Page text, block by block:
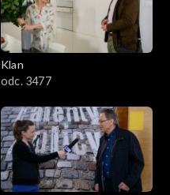
Klan
odc. 3477